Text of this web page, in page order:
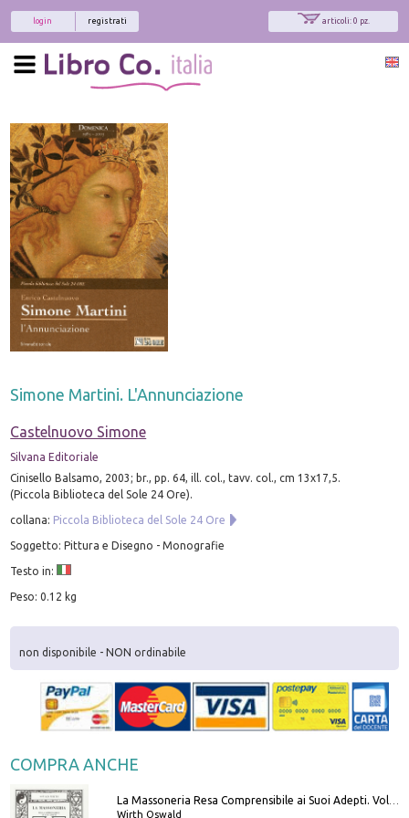
articoli: 0 pz.
registrati
login
Simone Martini. L'Annunciazione
Castelnuovo Simone
Silvana Editoriale
Cinisello Balsamo, 2003; br., pp. 64, ill. col., tavv. col., cm 13x17,5.
(Piccola Biblioteca del Sole 24 Ore).
collana: Piccola Biblioteca del Sole 24 Ore
Soggetto: Pittura e Disegno - Monografie
Testo in:
Peso: 0.12 kg
non disponibile - NON ordinabile
COMPRA ANCHE
La Massoneria Resa Comprensibile ai Suoi Adepti. Vol. 3: il Maestro.
Wirth Oswald